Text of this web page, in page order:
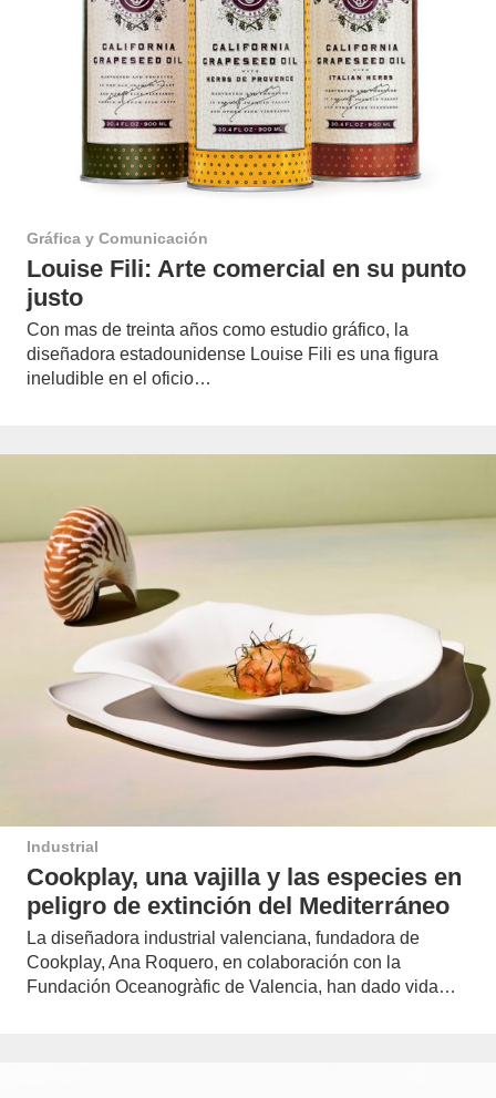
Gráfica y Comunicación
Louise Fili: Arte comercial en su punto
justo
Con mas de treinta años como estudio gráfico, la
diseñadora estadounidense Louise Fili es una figura
ineludible en el oficio…
Industrial
Cookplay, una vajilla y las especies en
peligro de extinción del Mediterráneo
La diseñadora industrial valenciana, fundadora de
Cookplay, Ana Roquero, en colaboración con la
Fundación Oceanogràfic de Valencia, han dado vida…